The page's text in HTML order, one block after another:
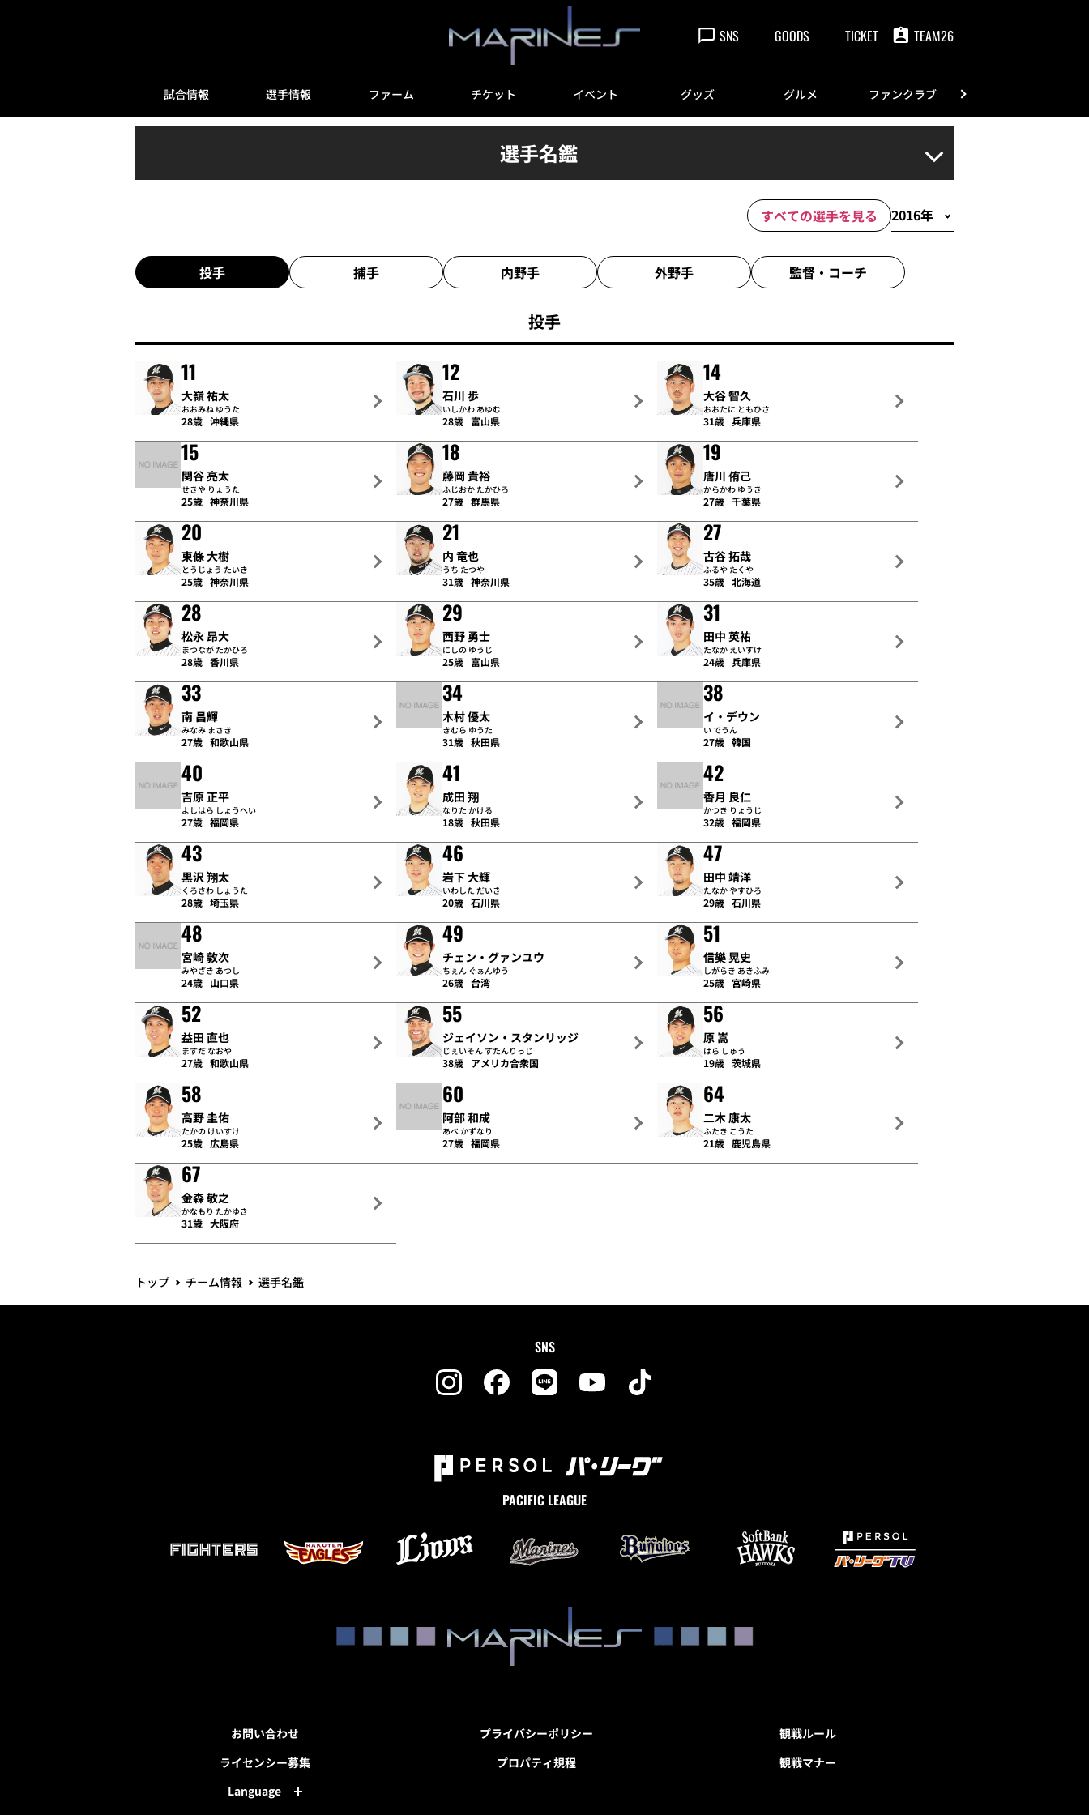
SNS GOODS TICKET TEAM26
試合情報 選手情報 ファーム チケット イベント グッズ グルメ ファンクラブ
選手名鑑
すべての選手を見る
投手 捕手 内野手 外野手 監督・ コーチ
投手
11
大嶺 祐太
おおみね ゆうた
28歳 沖縄県
12
石川 歩
いしかわ あゆむ
28歳 富山県
14
大谷 智久
おおたに ともひさ
31歳 兵庫県
15
関谷 亮太
せきや りょうた
25歳 神奈川県
18
藤岡 貴裕
ふじおか たかひろ
27歳 群馬県
19
唐川 侑己
からかわ ゆうき
27歳 千葉県
20
東條 大樹
とうじょう たいき
25歳 神奈川県
21
内 竜也
うち たつや
31歳 神奈川県
27
古谷 拓哉
ふるや たくや
35歳 北海道
28
松永 昂大
まつなが たかひろ
28歳 香川県
29
西野 勇士
にしの ゆうじ
25歳 富山県
31
田中 英祐
たなか えいすけ
24歳 兵庫県
33
南 昌輝
みなみ まさき
27歳 和歌山県
34
木村 優太
きむら ゆうた
31歳 秋田県
38
イ・デウン
い でうん
27歳 韓国
40
吉原 正平
よしはら しょうへい
27歳 福岡県
41
成田 翔
なりた かける
18歳 秋田県
42
香月 良仁
かつき りょうじ
32歳 福岡県
43
黒沢 翔太
くろさわ しょうた
28歳 埼玉県
46
岩下 大輝
いわした だいき
20歳 石川県
47
田中 靖洋
たなか やすひろ
29歳 石川県
48
宮崎 敦次
みやざき あつし
24歳 山口県
49
チェン・グァンユウ
ちぇん ぐぁんゆう
26歳 台湾
51
信樂 晃史
しがらき あきふみ
25歳 宮崎県
52
益田 直也
ますだ なおや
27歳 和歌山県
55
ジェイソン・スタンリッジ
じぇいそん すたんりっじ
38歳 アメリカ合衆国
56
原 嵩
はら しゅう
19歳 茨城県
58
高野 圭佑
たかの けいすけ
25歳 広島県
60
阿部 和成
あべ かずなり
27歳 福岡県
64
二木 康太
ふたき こうた
21歳 鹿児島県
67
金森 敬之
かなもり たかゆき
31歳 大阪府
トップ チーム情報 選手名鑑
SNS
PACIFIC LEAGUE
お問い合わせ
ライセンシー募集
Language
プライバシーポリシー
プロパティ規程
観戦ルール
観戦マナー